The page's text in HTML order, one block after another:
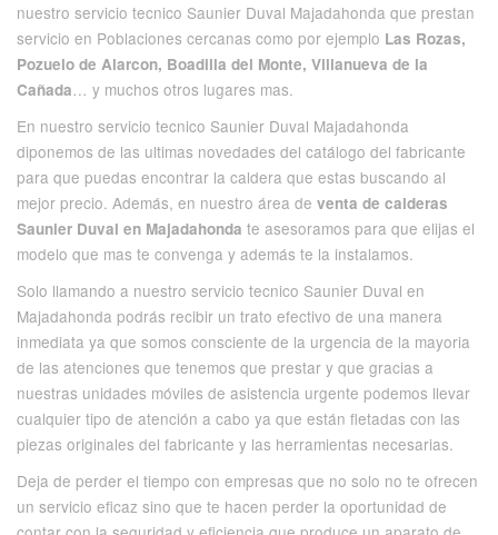
nuestro servicio tecnico Saunier Duval Majadahonda que prestan
servicio en Poblaciones cercanas como por ejemplo Las Rozas,
Pozuelo de Alarcon, Boadilla del Monte, Villanueva de la
Cañada… y muchos otros lugares mas.
En nuestro servicio tecnico Saunier Duval Majadahonda
diponemos de las ultimas novedades del catálogo del fabricante
para que puedas encontrar la caldera que estas buscando al
mejor precio. Además, en nuestro área de venta de calderas
Saunier Duval en Majadahonda te asesoramos para que elijas el
modelo que mas te convenga y además te la instalamos.
Solo llamando a nuestro servicio tecnico Saunier Duval en
Majadahonda podrás recibir un trato efectivo de una manera
inmediata ya que somos consciente de la urgencia de la mayoria
de las atenciones que tenemos que prestar y que gracias a
nuestras unidades móviles de asistencia urgente podemos llevar
cualquier tipo de atención a cabo ya que están fletadas con las
piezas originales del fabricante y las herramientas necesarias.
Deja de perder el tiempo con empresas que no solo no te ofrecen
un servicio eficaz sino que te hacen perder la oportunidad de